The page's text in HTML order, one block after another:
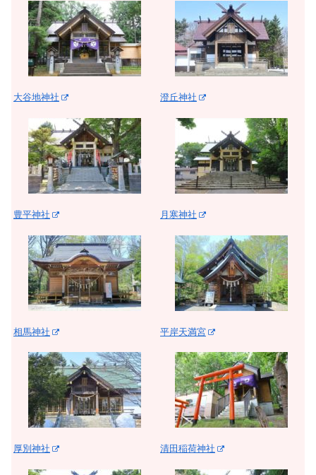
大谷地神社
豊平神社
相馬神社
厚別神社
澄丘神社
月寒神社
平岸天満宮
清田稲荷神社